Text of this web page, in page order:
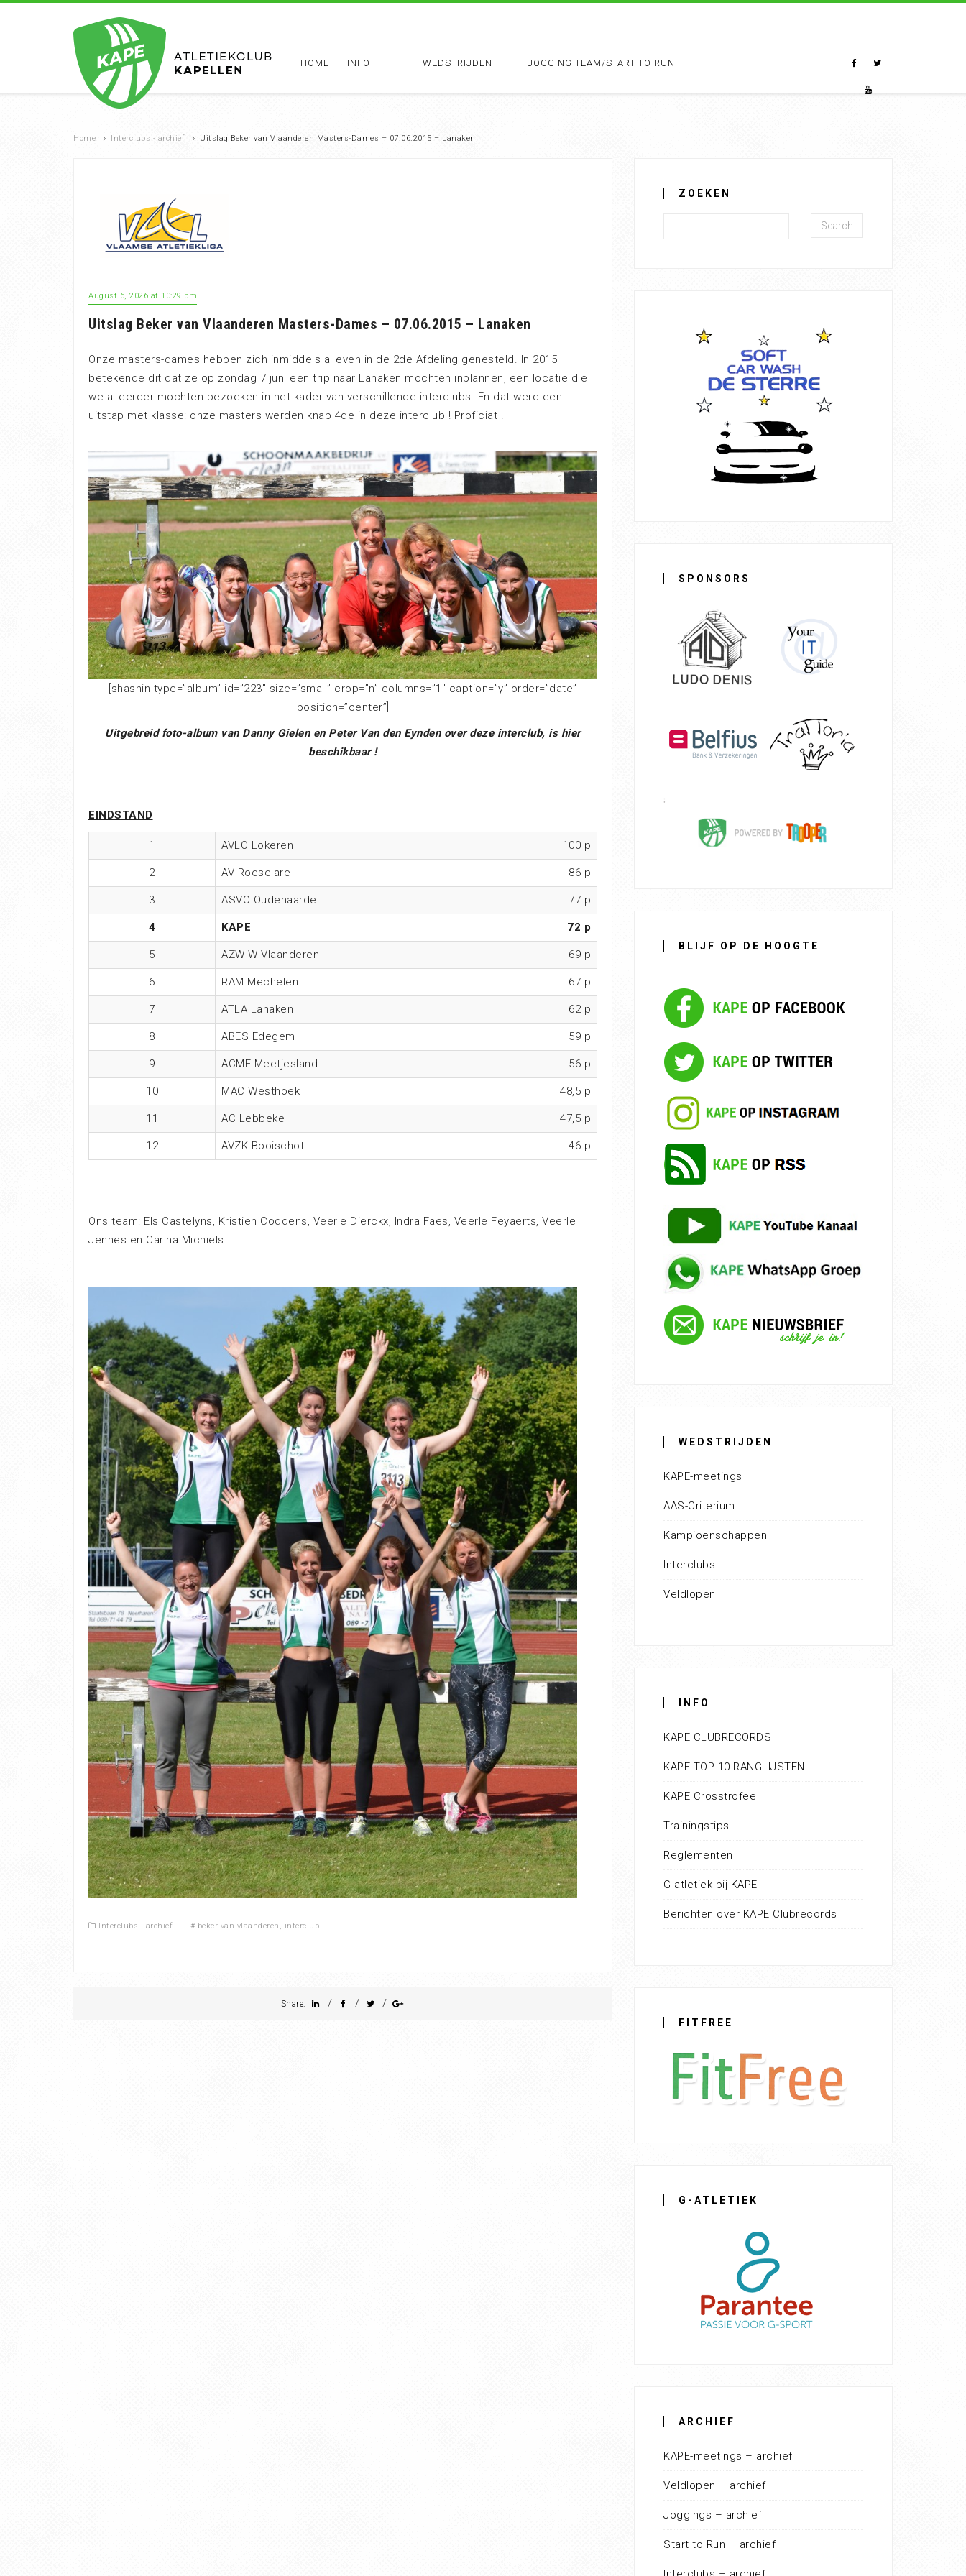
HOME INFO WEDSTRIJDEN JOGGING TEAM/START TO RUN
Home › Interclubs - archief › Uitslag Beker van Vlaanderen Masters-Dames – 07.06.2015 – Lanaken
August 6, 2026 at 10:29 pm
Uitslag Beker van Vlaanderen Masters-Dames – 07.06.2015 – Lanaken
Onze masters-dames hebben zich inmiddels al even in de 2de Afdeling genesteld. In 2015
betekende dit dat ze op zondag 7 juni een trip naar Lanaken mochten inplannen, een locatie die
we al eerder mochten bezoeken in het kader van verschillende interclubs. En dat werd een
uitstap met klasse: onze masters werden knap 4de in deze interclub ! Proficiat !
[shashin type=”album” id=”223″ size=”small” crop=”n” columns=”1″ caption=”y” order=”date”
position=”center”]
Uitgebreid foto-album van Danny Gielen en Peter Van den Eynden over deze interclub, is hier
beschikbaar !
EINDSTAND
1 AVLO Lokeren 100 p
2 AV Roeselare 86 p
3 ASVO Oudenaarde 77 p
4 KAPE 72 p
5 AZW W-Vlaanderen 69 p
6 RAM Mechelen 67 p
7 ATLA Lanaken 62 p
8 ABES Edegem 59 p
9 ACME Meetjesland 56 p
10 MAC Westhoek 48,5 p
11 AC Lebbeke 47,5 p
12 AVZK Booischot 46 p
Ons team: Els Castelyns, Kristien Coddens, Veerle Dierckx, Indra Faes, Veerle Feyaerts, Veerle
Jennes en Carina Michiels
Interclubs - archief # beker van vlaanderen , interclub
Share: / / /
ZOEKEN
Search
SPONSORS
BLIJF OP DE HOOGTE
WEDSTRIJDEN
KAPE-meetings
AAS-Criterium
Kampioenschappen
Interclubs
Veldlopen
INFO
KAPE CLUBRECORDS
KAPE TOP-10 RANGLIJSTEN
KAPE Crosstrofee
Trainingstips
Reglementen
G-atletiek bij KAPE
Berichten over KAPE Clubrecords
FITFREE
G-ATLETIEK
ARCHIEF
KAPE-meetings – archief
Veldlopen – archief
Joggings – archief
Start to Run – archief